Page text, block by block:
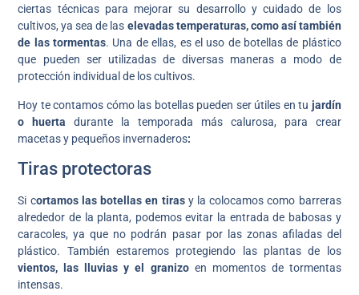
ciertas técnicas para mejorar su desarrollo y cuidado de los
cultivos, ya sea de las elevadas temperaturas, como así también
de las tormentas. Una de ellas, es el uso de botellas de plástico
que pueden ser utilizadas de diversas maneras a modo de
protección individual de los cultivos.
Hoy te contamos cómo las botellas pueden ser útiles en tu jardín
o huertadurante la temporada más calurosa, para crear
macetas y pequeños invernaderos:
Tiras protectoras
Si cortamos las botellas en tiras y la colocamos como barreras
alrededor de la planta, podemos evitar la entrada de babosas y
caracoles, ya que no podrán pasar por las zonas afiladas del
plástico. También estaremos protegiendo las plantas de los
vientos, las lluvias y el granizoen momentos de tormentas
intensas.